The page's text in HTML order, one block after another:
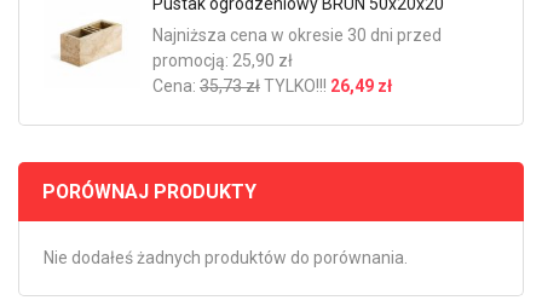
Najniższa cena w okresie 30 dni przed
promocją: 25,90 zł
Cena: 35,73 złTYLKO!!! 26,49 zł
PORÓWNAJ PRODUKTY
Nie dodałeś żadnych produktów do porównania.